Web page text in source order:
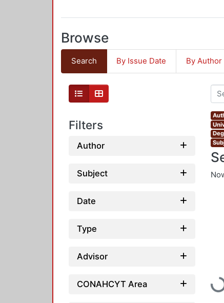
Browse
Search By Issue Date By Author
Filters
Author
Subject
Date
Type
Advisor
CONAHCYT Area